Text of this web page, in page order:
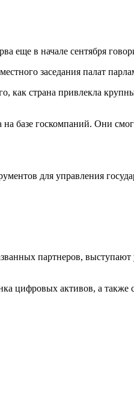
еще в начале сентября
заседания палат
как страна привлекла
базе госкомпаний. Они
для управления
партнеров,
цифровых активов, а